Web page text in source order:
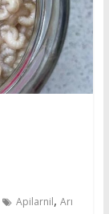
Apilarnil, Arı